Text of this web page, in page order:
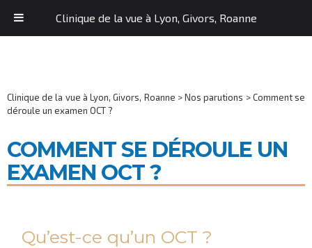
Clinique de la vue à Lyon, Givors, Roanne >Nos parutions >Comment se
déroule un examen OCT ?
COMMENT SE DÉROULE UN
EXAMEN OCT ?
Qu’est-ce qu’un OCT ?
Clinique de la vue à Lyon, Givors, Roanne